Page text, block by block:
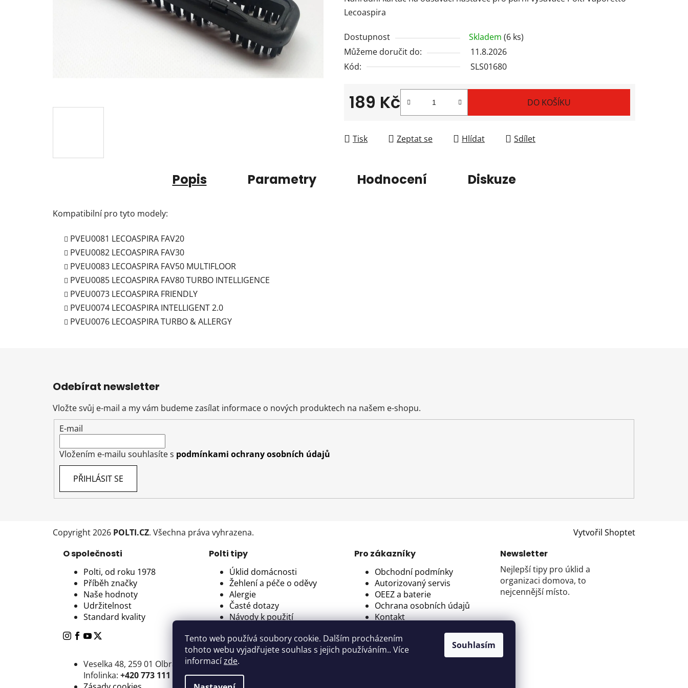
Tento web používá soubory cookie. Dalším procházením
tohoto webu vyjadřujete souhlas s jejich používáním.. Více
informacízde.
Souhlasím
0,0
5
hvězdiček.
Lecoaspira
Dostupnost Skladem (6 ks)
Můžeme doručit do:
11.8.2026
Kód:
SLS01680
189 Kč DO KOŠÍKU
Tisk Zeptat se Hlídat Sdílet
Popis Parametry Hodnocení Diskuze
Kompatibilní pro tyto modely:
PVEU0081 LECOASPIRA FAV20
PVEU0082 LECOASPIRA FAV30
PVEU0083 LECOASPIRA FAV50 MULTIFLOOR
PVEU0085 LECOASPIRA FAV80 TURBO INTELLIGENCE
PVEU0073 LECOASPIRA FRIENDLY
PVEU0074 LECOASPIRA INTELLIGENT 2.0
PVEU0076 LECOASPIRA TURBO & ALLERGY
Odebírat newsletter
Vložte svůj e-mail a my vám budeme zasílat informace o nových produktech na našem e-shopu.
E-mail
Vložením e-mailu souhlasíte s podmínkami ochrany osobních údajů
PŘIHLÁSIT SE
Vytvořil Shoptet
Copyright 2026 POLTI.CZ. Všechna práva vyhrazena.
O společnosti
Polti, od roku 1978
Příběh značky
Naše hodnoty
Udržitelnost
Standard kvality
Polti tipy
Úklid domácnosti
Žehlení a péče o oděvy
Alergie
Časté dotazy
Návody k použití
Pro zákazníky
Obchodní podmínky
Autorizovaný servis
OEEZ a baterie
Ochrana osobních údajů
Kontakt
Newsletter
Nejlepší tipy pro úklid a
organizaci domova, to
nejcennější místo.
Veselka 48, 259 01 Olbramovice - Votice, Česká republika | IČ: 11675047, DIČ: CZ11675047
Infolinka: +420 773 111 640